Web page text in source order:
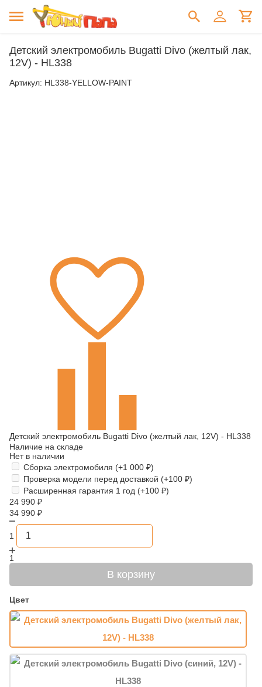
Детский электромобиль Bugatti Divo (желтый лак,
12V) - HL338
Артикул: HL338-YELLOW-PAINT
Детский электромобиль Bugatti Divo (желтый лак, 12V) - HL338
Наличие на складе
Нет в наличии
Сборка электромобиля (+1 000 ₽)
Проверка модели перед доставкой (+100 ₽)
Расширенная гарантия 1 год (+100 ₽)
24 990 ₽
34 990 ₽
1
1
В корзину
Цвет